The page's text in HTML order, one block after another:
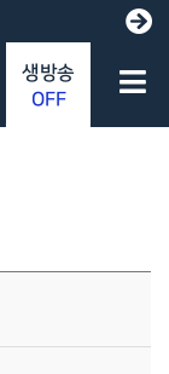
생방송
OFF